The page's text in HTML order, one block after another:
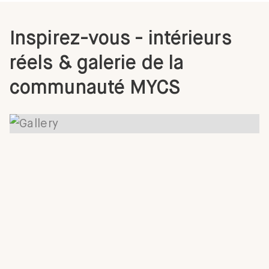
Inspirez-vous - intérieurs
réels & galerie de la
communauté MYCS